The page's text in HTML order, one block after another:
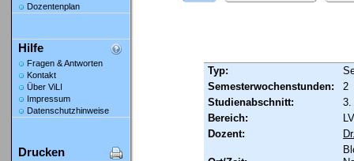
Dozentenplan
Hilfe
Fragen & Antworten
Kontakt
Über ViLI
Impressum
Datenschutzhinweise
Drucken
Typ:
Semesterwochenstunden:
2
Studienabschnitt:
3.
Bereich:
Dozent: